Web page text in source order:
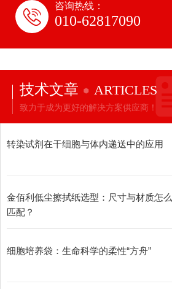
咨询热线：
010-62817090
技术文章 ARTICLES
致力于成为更好的解决方案供应商！
转染试剂在干细胞与体内递送中的应用
金佰利低尘擦拭纸选型：尺寸与材质怎么
匹配？
细胞培养袋：生命科学的柔性“方舟”